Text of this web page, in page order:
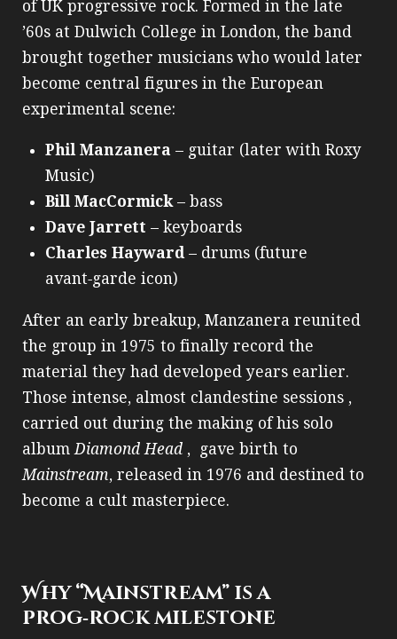
of UK progressive rock. Formed in the late
’60s at Dulwich College in London, the band
brought together musicians who would later
become central figures in the European
experimental scene:
Phil Manzanera – guitar (later with Roxy
Music)
Bill MacCormick– bass
Dave Jarrett – keyboards
Charles Hayward– drums (future
avant‑garde icon)
After an early breakup, Manzanera reunited
the group in 1975 to finally record the
material they had developed years earlier.
Those intense, almost clandestine sessions ,
carried out during the making of his solo
album Diamond Head , gave birth to
Mainstream, released in 1976 and destined to
become a cult masterpiece.
Why “Mainstream” is a
prog‑rock milestone